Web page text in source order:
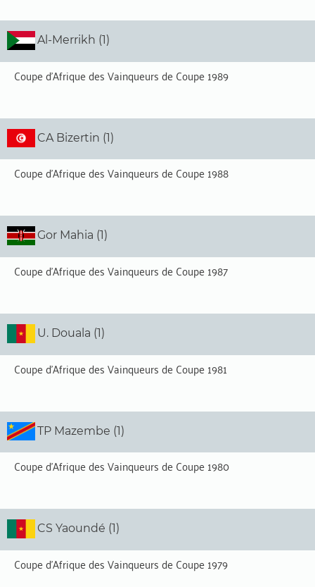
Al-Merrikh (1)
Coupe d'Afrique des Vainqueurs de Coupe 1989
CA Bizertin (1)
Coupe d'Afrique des Vainqueurs de Coupe 1988
Gor Mahia (1)
Coupe d'Afrique des Vainqueurs de Coupe 1987
U. Douala (1)
Coupe d'Afrique des Vainqueurs de Coupe 1981
TP Mazembe (1)
Coupe d'Afrique des Vainqueurs de Coupe 1980
CS Yaoundé (1)
Coupe d'Afrique des Vainqueurs de Coupe 1979